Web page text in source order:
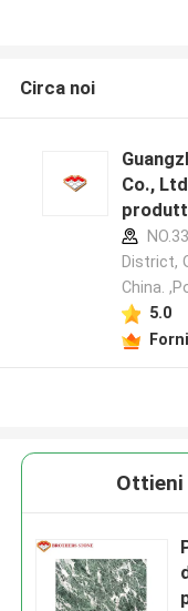
Circa noi
Co.,
District,
China.
5.0
Ottieni